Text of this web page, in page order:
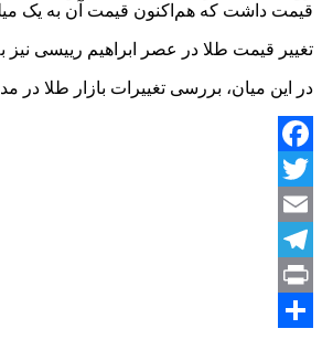
قیمت داشت که هم‌اکنون قیمت آن به یک میلیون ۱۸۹ هزار تومان افزایش
تغییر قیمت طلا در عصر ابراهیم رییسی نیز به این شکل بوده که هر گرم طلای ۱۸عیار ۹۹ هزار
در این میان، بررسی تغییرات بازار طلا در مدت ۶ ماه و نیم گذشته نشان می‌دهد که ۱۵ آذرماه قیمت طلا به یک میلیون و ۳۱۹ هزار و ۴۰۰ تومان هم رسیده بوده است./
Facebook
Twitter
Email
Telegram
Print